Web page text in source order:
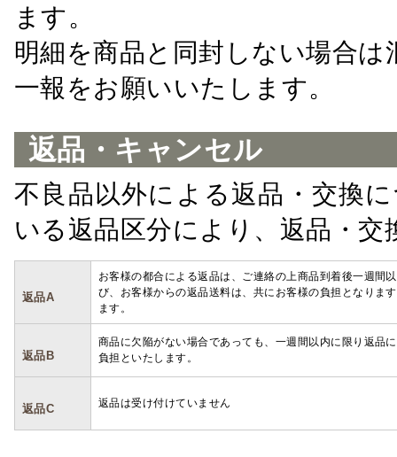
ます。
明細を商品と同封しない場合
一報をお願いいたします。
返品・キャンセル
不良品以外による返品・交換
いる返品区分により、返品・
返品A
お客様の都合による返品は、ご連絡の上商品到着後一週間
び、お客様からの返品送料は、共にお客様の負担となりま
ます。
返品B
商品に欠陥がない場合であっても、一週間以内に限り返品
負担といたします。
返品C 返品は受け付けていません